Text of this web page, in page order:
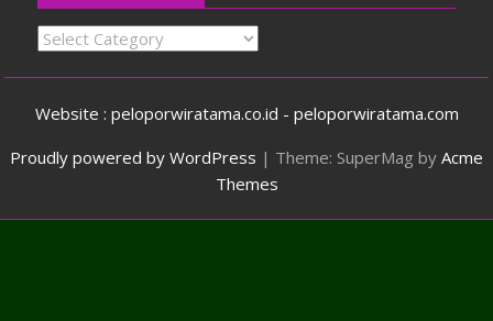
Categories
Website : peloporwiratama.co.id - peloporwiratama.com
Proudly powered by WordPress | Theme: SuperMag by Acme
Themes